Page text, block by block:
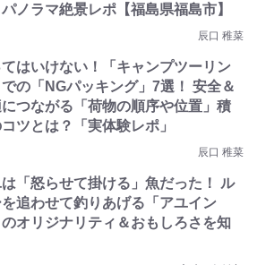
ノラマ絶景レポ【福島県福島市】
辰口 稚菜
はいけない！「キャンプツーリン
の「NGパッキング」7選！ 安全＆
つながる「荷物の順序や位置」積
ツとは？「実体験レポ」
辰口 稚菜
「怒らせて掛ける」魚だった！ ル
追わせて釣りあげる「アユイン
オリジナリティ＆おもしろさを知